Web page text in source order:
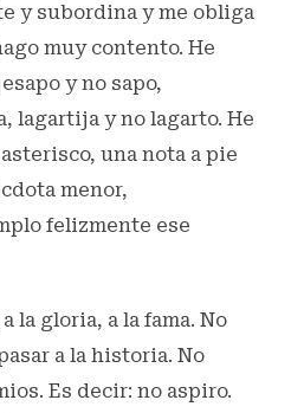
y subordina y me obliga
muy contento. He
y no sapo,
lagartija y no lagarto. He
una nota a pie
menor,
felizmente ese
la gloria, a la fama. No
a la historia. No
Es decir: no aspiro.